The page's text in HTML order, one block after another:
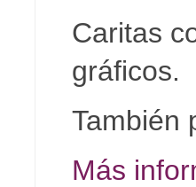
Caritas
gráficos.
También
Más